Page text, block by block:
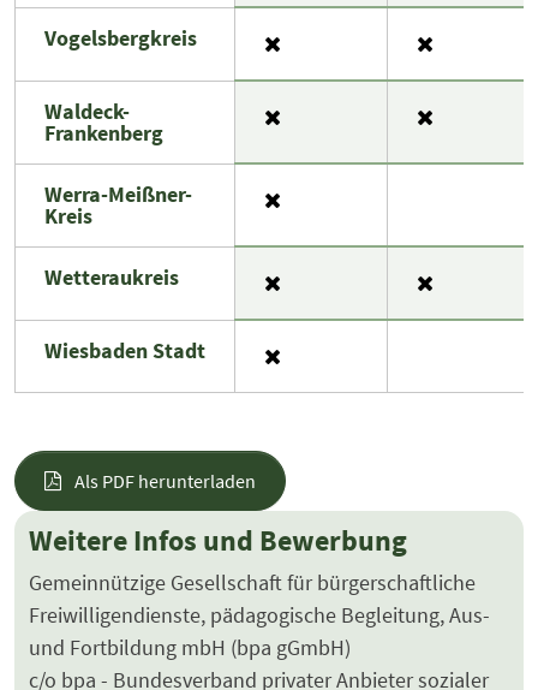
Vogelsbergkreis
Waldeck-
Frankenberg
Werra-Meißner-
Kreis
Wetteraukreis
Wiesbaden Stadt
Als PDF herunterladen
Weitere Infos und Bewerbung
Gemeinnützige Gesellschaft für bürgerschaftliche
Freiwilligendienste, pädagogische Begleitung, Aus-
und Fortbildung mbH (bpa gGmbH)
c/o bpa - Bundesverband privater Anbieter sozialer